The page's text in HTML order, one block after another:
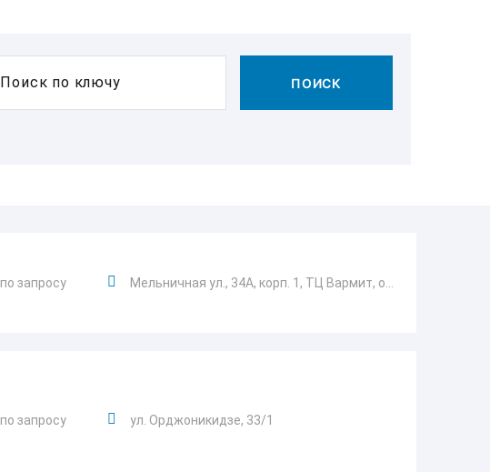
Поиск по ключу ПОИСК
по запросу Мельничная ул., 34А, корп. 1, ТЦ Вармит, о...
по запросу ул. Орджоникидзе, 33/1